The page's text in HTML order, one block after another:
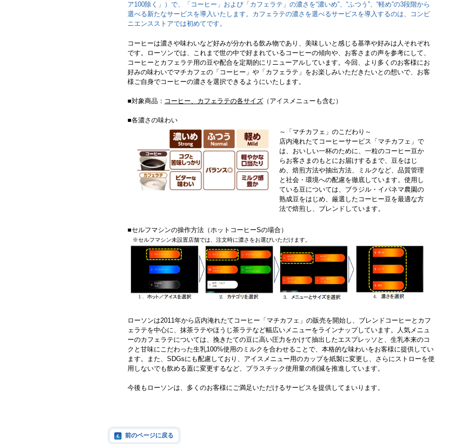
ア100除く」）で、「コーヒー」および「カフェラテ」の濃さを“濃いめ”、“ふつう”、“軽め”の3段階から
選べる新たなサービスを導入いたします。カフェラテの濃さを選べるサービスを導入するのは、コンビ
ニエンスストアでは初めてです。
コーヒーは濃さや味わいなど好みが分かれる飲み物であり、美味しいと感じる基準や好みは人それぞれ
です。ローソンでは、これまで世の中で好まれているコーヒーの傾向や、お客さまの声を参考にして、
コーヒーとカフェラテ用の豆や配合を定期的にリニューアルしています。今回、より多くのお客様にお
好みの味わいでマチカフェの「コーヒー」や「カフェラテ」をお楽しみいただきたいとの想いで、お客
様ご自身でコーヒーの濃さを選択できるようにいたします。
■対象商品： コーヒー、カフェラテの各サイズ （アイスメニューも含む）
■各濃さの味わい
～「マチカフェ」のこだわり～
店内淹れたてコーヒーサービス「マチカフェ」で
は、おいしい一杯のために、一粒のコーヒー豆か
らお客さまのもとにお届けするまで、豆をはじ
め、焙煎方法や抽出方法、ミルクなど、品質管理
と社会・環境への配慮を徹底しています。使用し
ている豆については、ブラジル・イパネマ農園の
熟成豆をはじめ、厳選したコーヒー豆を最適な方
法で焙煎し、ブレンドしています。
■セルフマシンの操作方法（ホットコーヒーSの場合）
※セルフマシン未設置店舗では、注文時に濃さをお選びいただけます。
ローソンは2011年から店内淹れたてコーヒー「マチカフェ」の販売を開始し、ブレンドコーヒーとカフ
ェラテを中心に、抹茶ラテやほうじ茶ラテなど幅広いメニューをラインナップしています。人気メニュ
ーのカフェラテについては、挽きたての豆に高い圧力をかけて抽出したエスプレッソと、生乳本来のコ
クと甘味にこだわった生乳100%使用のミルクを合わせることで、本格的な味わいをお客様に提供してい
ます。また、SDGsにも配慮しており、アイスメニュー用のカップを紙製に変更し、さらにストローを使
用しないでも飲める蓋に変更するなど、プラスチック使用量の削減を推進しています。
今後もローソンは、多くのお客様にご満足いただけるサービスを提供してまいります。
前のページに戻る